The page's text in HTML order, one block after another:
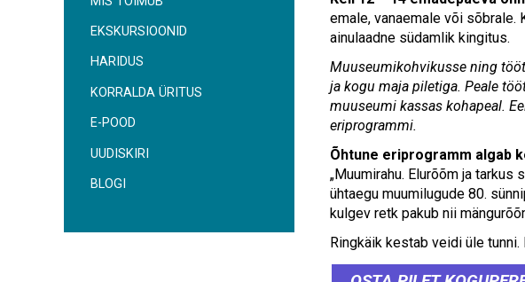
EKSKURSIOONID
HARIDUS
KORRALDA ÜRITUS
E-POOD
UUDISKIRI
BLOGI
emale, vanaemale või sõbrale.
ainulaadne südamlik kingitus.
Muuseumikohvikusse ning
ja kogu maja piletiga. Peale
muuseumi kassas kohapeal.
eriprogrammi.
Õhtune eriprogramm algab
„Muumirahu. Elurõõm ja
ühtaegu muumilugude 80.
kulgev retk pakub nii
Ringkäik kestab veidi üle